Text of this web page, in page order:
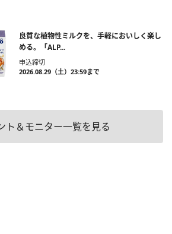
良質な植物性ミルクを、手軽においしく楽し
める。「ALP...
申込締切
2026.08.29（土）23:59まで
ト＆モニター一覧を見る